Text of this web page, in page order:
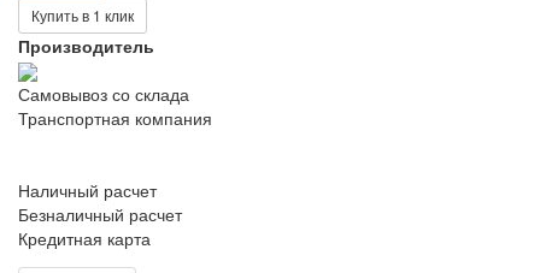
Купить в 1 клик
Производитель
Самовывоз со склада
Транспортная компания
Наличный расчет
Безналичный расчет
Кредитная карта